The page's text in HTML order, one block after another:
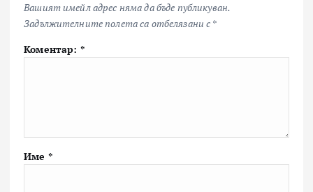
Вашият имейл адрес няма да бъде публикуван.
Задължителните полета са отбелязани с *
Коментар: *
Име *